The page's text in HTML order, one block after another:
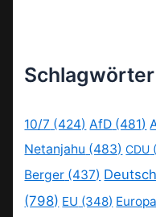
Schlagwörter
10/7 (424) AfD (481)
Netanjahu (483) CDU
Berger (437)
(798) EU (348) Europa